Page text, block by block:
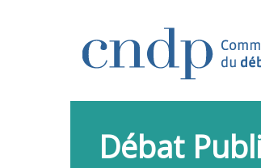
Débat